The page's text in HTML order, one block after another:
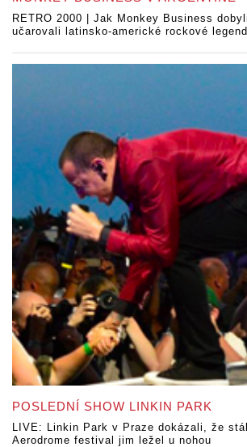
RETRO 2000 | Jak Monkey Business
učarovali latinsko-americké rockové
POSLEDNÍ SHOW LINKIN PARK
LIVE: Linkin Park v Praze dokázali, že
Aerodrome festival jim ležel u nohou